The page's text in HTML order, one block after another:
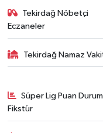
Tekirdağ Nöbetçi
Eczaneler
Tekirdağ Namaz
Süper Lig Puan
Fikstür